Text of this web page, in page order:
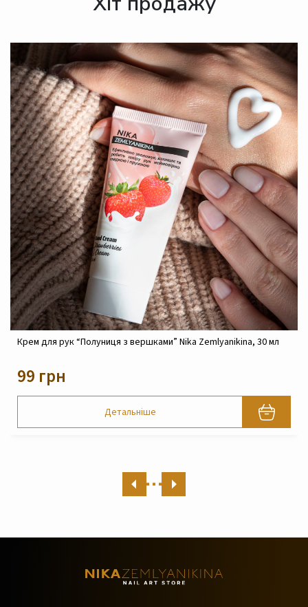
Крем реконструюючий живильний для обличчя Nika
820 грн